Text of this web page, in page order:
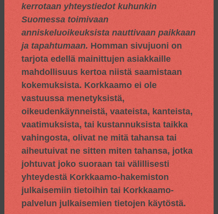
kerrotaan yhteystiedot kuhunkin
Suomessa toimivaan
anniskeluoikeuksista nauttivaan paikkaan
ja tapahtumaan. Homman sivujuoni on
tarjota edellä mainittujen asiakkaille
mahdollisuus kertoa niistä saamistaan
kokemuksista. Korkkaamo ei ole
vastuussa menetyksistä,
oikeudenkäynneistä, vaateista, kanteista,
vaatimuksista, tai kustannuksista taikka
vahingosta, olivat ne mitä tahansa tai
aiheutuivat ne sitten miten tahansa, jotka
johtuvat joko suoraan tai välillisesti
yhteydestä Korkkaamo-hakemiston
julkaisemiin tietoihin tai Korkkaamo-
palvelun julkaisemien tietojen käytöstä.